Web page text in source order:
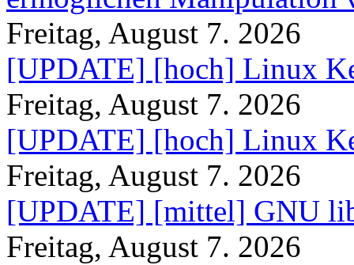
Freitag, August 7. 2026
[UPDATE] [hoch] Linux
Freitag, August 7. 2026
[UPDATE] [hoch] Linux
Freitag, August 7. 2026
[UPDATE] [mittel] GNU
Freitag, August 7. 2026